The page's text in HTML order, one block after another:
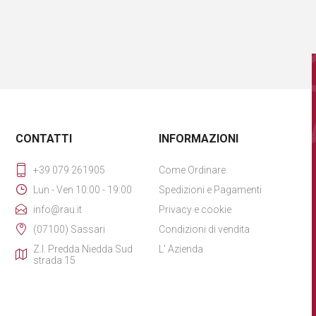
CONTATTI
+39 079 261905
Lun - Ven 10:00 - 19:00
info@rau.it
(07100) Sassari
Z.I. Predda Niedda Sud
strada 15
INFORMAZIONI
Come Ordinare
Spedizioni e Pagamenti
Privacy e cookie
Condizioni di vendita
L' Azienda